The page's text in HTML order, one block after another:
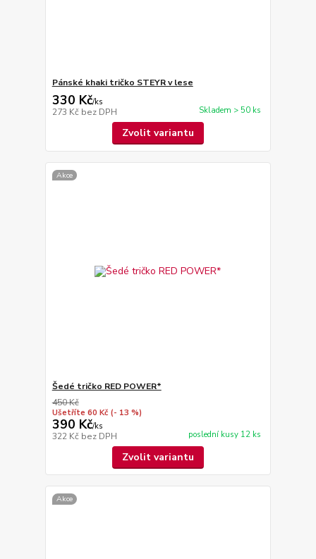
Pánské khaki tričko STEYR v lese
330 Kč/ks
273 Kč bez DPH Skladem > 50 ks
Zvolit variantu
Akce
Šedé tričko RED POWER*
450 Kč
Ušetříte 60 Kč (- 13 %)
390 Kč/ks
322 Kč bez DPH poslední kusy 12 ks
Zvolit variantu
Akce